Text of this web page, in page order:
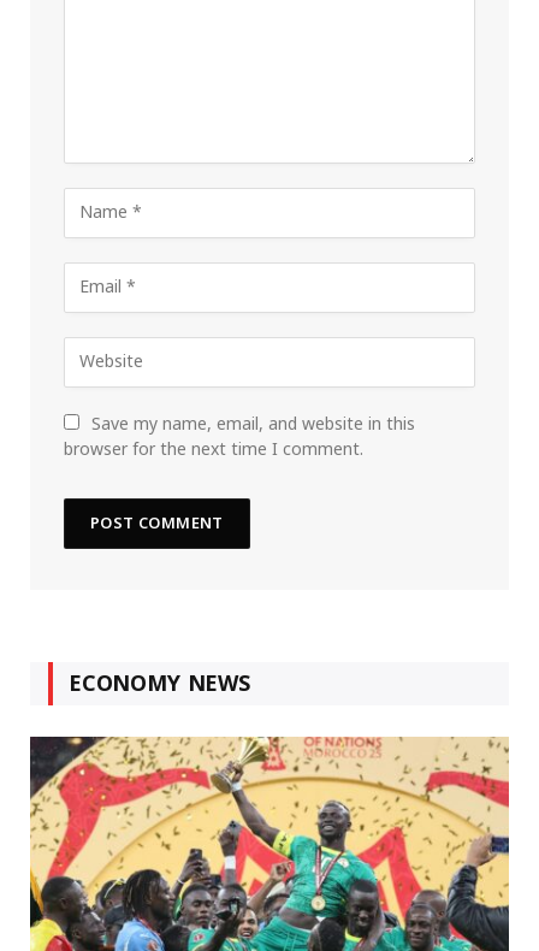
Save my name, email, and website in this
browser for the next time I comment.
ECONOMY NEWS